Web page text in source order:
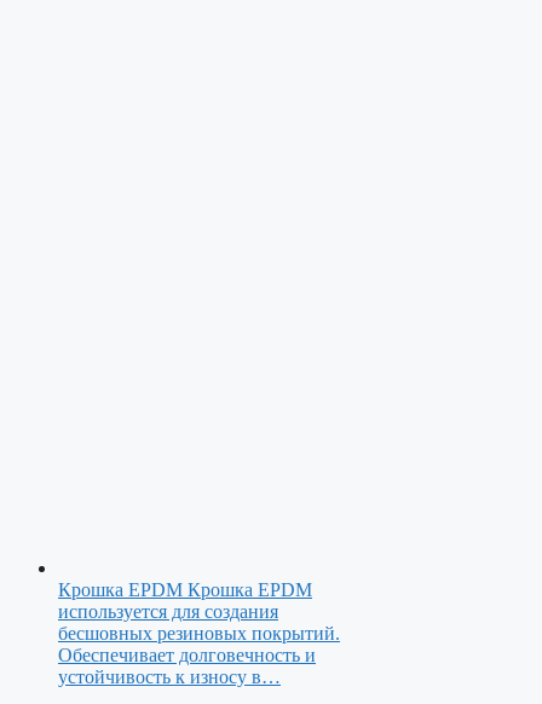
Крошка EPDM Крошка EPDM
используется для создания
бесшовных резиновых покрытий.
Обеспечивает долговечность и
устойчивость к износу в…